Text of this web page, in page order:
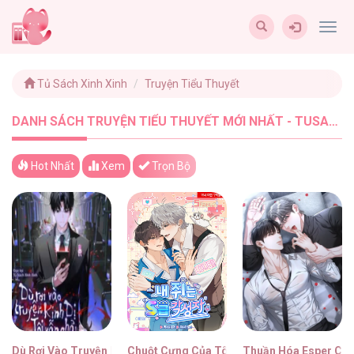
Tủ Sách Xinh Xinh Truyện Tiểu Thuyết
DANH SÁCH TRUYỆN TIỂU THUYẾT MỚI NHẤT - TUSACHXINHXINH (5)
Hot Nhất Xem Trọn Bộ
Dù Rơi Vào Truyện Kinh Dị Tôi Vẫn Phải Đi Làm
Chuột Cưng Của Tôi Là Thức Tỉnh Giả Hạng
Thuần Hóa Esper